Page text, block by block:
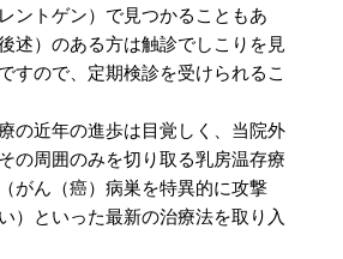
ントゲン）で見つかることもあ
述）のある方は触診でしこりを見
すので、定期検診を受けられるこ
の近年の進歩は目覚しく、当院外
の周囲のみを切り取る乳房温存療
がん（癌）病巣を特異的に攻撃
）といった最新の治療法を取り入